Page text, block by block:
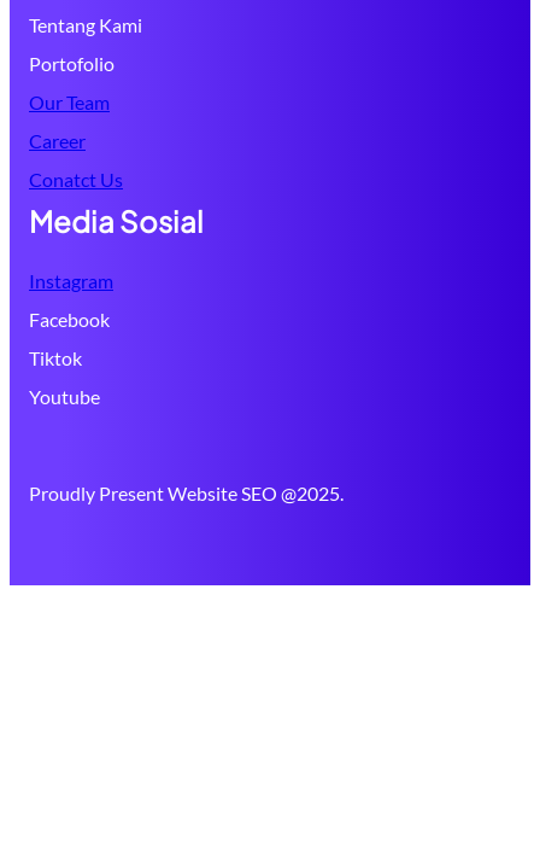
Tentang Kami
Portofolio
Our Team
Career
Conatct Us
Media Sosial
Instagram
Facebook
Tiktok
Youtube
Proudly Present Website SEO @2025.